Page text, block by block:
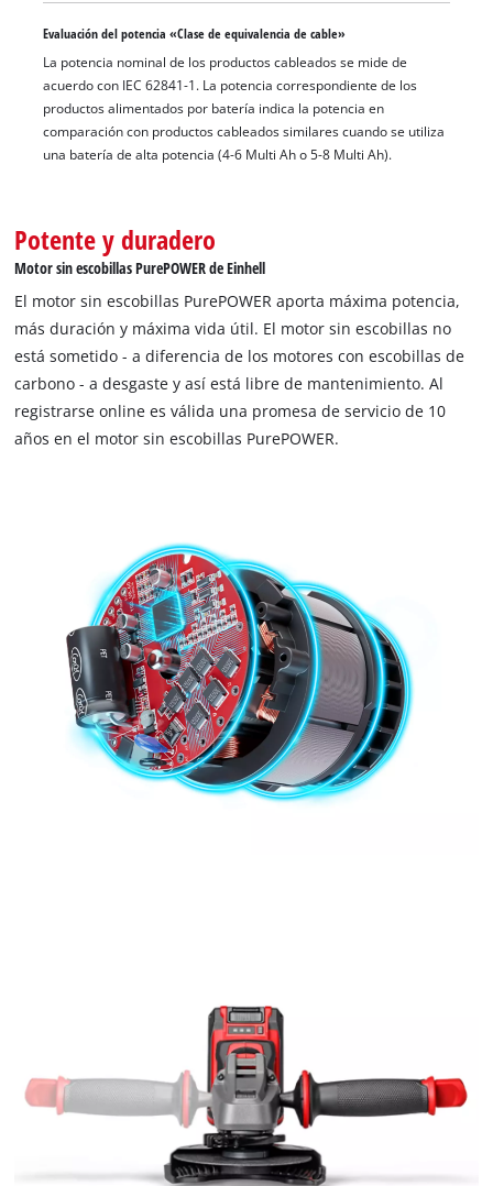
protección contra sobrecargas y su durabilidad está
garantizada gracias a una robusta caja de engranajes de
aluminio. El envío se realiza sin batería ni cargador. Del
mismo modo, un disco de corte adecuado (cuyo diámetro es
de 125 mm) se vende por separado.
Evaluación del potencia «Clase de equivalencia de cable»
La potencia nominal de los productos cableados se mide de
acuerdo con IEC 62841-1. La potencia correspondiente de los
productos alimentados por batería indica la potencia en
comparación con productos cableados similares cuando se utiliza
una batería de alta potencia (4-6 Multi Ah o 5-8 Multi Ah).
Potente y duradero
Motor sin escobillas PurePOWER de Einhell
El motor sin escobillas PurePOWER aporta máxima potencia,
más duración y máxima vida útil. El motor sin escobillas no
está sometido - a diferencia de los motores con escobillas de
carbono - a desgaste y así está libre de mantenimiento. Al
registrarse online es válida una promesa de servicio de 10
años en el motor sin escobillas PurePOWER.